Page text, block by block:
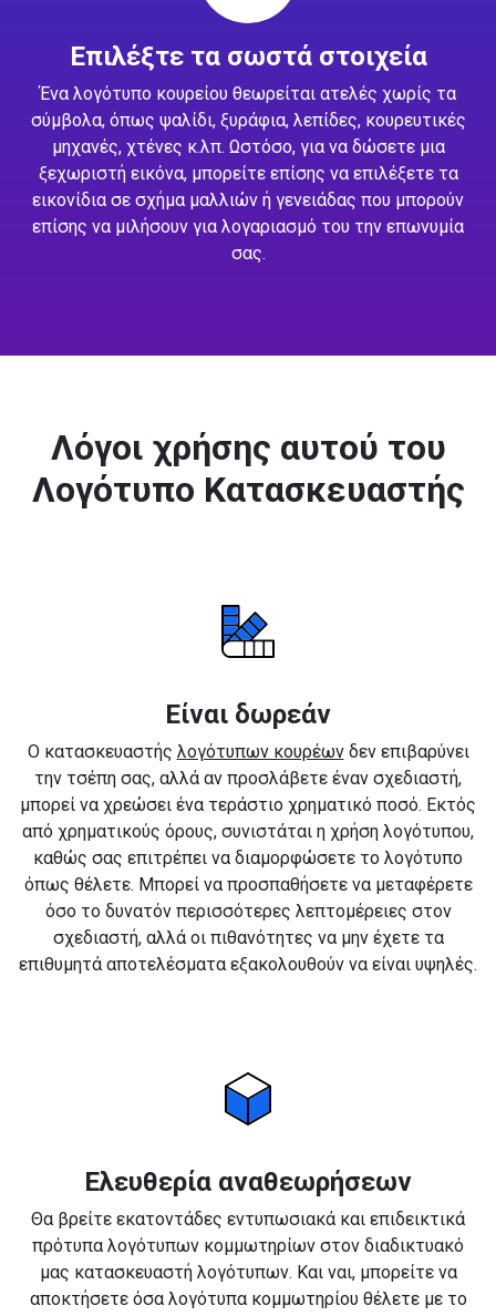
Επιλέξτε τα σωστά στοιχεία
Ένα λογότυπο κουρείου θεωρείται ατελές χωρίς τα
σύμβολα, όπως ψαλίδι, ξυράφια, λεπίδες, κουρευτικές
μηχανές, χτένες κ.λπ. Ωστόσο, για να δώσετε μια
ξεχωριστή εικόνα, μπορείτε επίσης να επιλέξετε τα
εικονίδια σε σχήμα μαλλιών ή γενειάδας που μπορούν
επίσης να μιλήσουν για λογαριασμό του την επωνυμία
σας.
Λόγοι χρήσης αυτού του
Λογότυπο Κατασκευαστής
Είναι δωρεάν
Ο κατασκευαστής λογότυπων κουρέωνδεν επιβαρύνει
την τσέπη σας, αλλά αν προσλάβετε έναν σχεδιαστή,
μπορεί να χρεώσει ένα τεράστιο χρηματικό ποσό. Εκτός
από χρηματικούς όρους, συνιστάται η χρήση λογότυπου,
καθώς σας επιτρέπει να διαμορφώσετε το λογότυπο
όπως θέλετε. Μπορεί να προσπαθήσετε να μεταφέρετε
όσο το δυνατόν περισσότερες λεπτομέρειες στον
σχεδιαστή, αλλά οι πιθανότητες να μην έχετε τα
επιθυμητά αποτελέσματα εξακολουθούν να είναι υψηλές.
Ελευθερία αναθεωρήσεων
Θα βρείτε εκατοντάδες εντυπωσιακά και επιδεικτικά
πρότυπα λογότυπων κομμωτηρίων στον διαδικτυακό
μας κατασκευαστή λογότυπων. Και ναι, μπορείτε να
αποκτήσετε όσα λογότυπα κομμωτηρίου θέλετε με το